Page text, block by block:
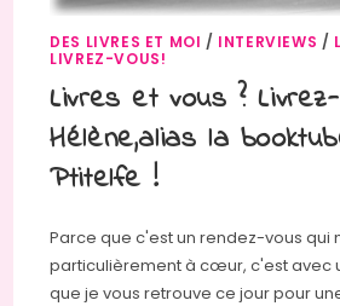
DES LIVRES ET MOI / INTERVIEWS /
LIVREZ-VOUS!
Livres et vous ?
Hélène,alias la
Ptitelfe !
Parce que c'est un rendez-vous qui
particulièrement à cœur, c'est avec
que je vous retrouve ce jour pour